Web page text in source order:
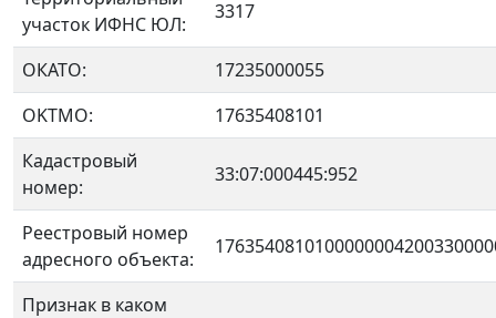
участок ИФНС ЮЛ:
3317
ОКАТО:
17235000055
OKTMO:
17635408101
Кадастровый
номер:
33:07:000445:952
Реестровый номер
адресного объекта:
Признак в каком